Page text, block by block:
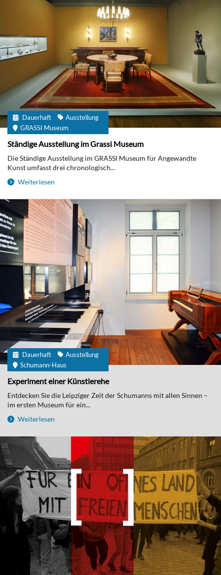
Dauerhaft
Ausstellung
GRASSI Museum
Ständige Ausstellung im Grassi Museum
Die Ständige Ausstellung im GRASSI Museum für Angewandte
Kunst umfasst drei chronologisch...
Weiterlesen
Dauerhaft
Ausstellung
Schumann-Haus
Experiment einer Künstlerehe
Entdecken Sie die Leipziger Zeit der Schumanns mit allen Sinnen –
im ersten Museum für ein...
Weiterlesen